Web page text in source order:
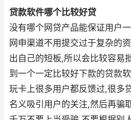
贷款软件哪个比较好贷
没有哪个网贷产品能保证用户
网申渠道不用提交过于复杂的
出自己的短板,所以会比较容易
到一个一定比较好下款的贷款
玩卡上很多用户都反馈过,很多
名义吸引用户的关注,然后再骗